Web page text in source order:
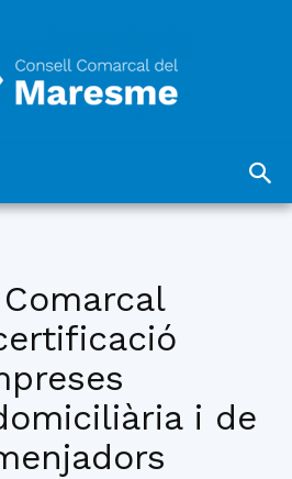
Comarcal
del
i de